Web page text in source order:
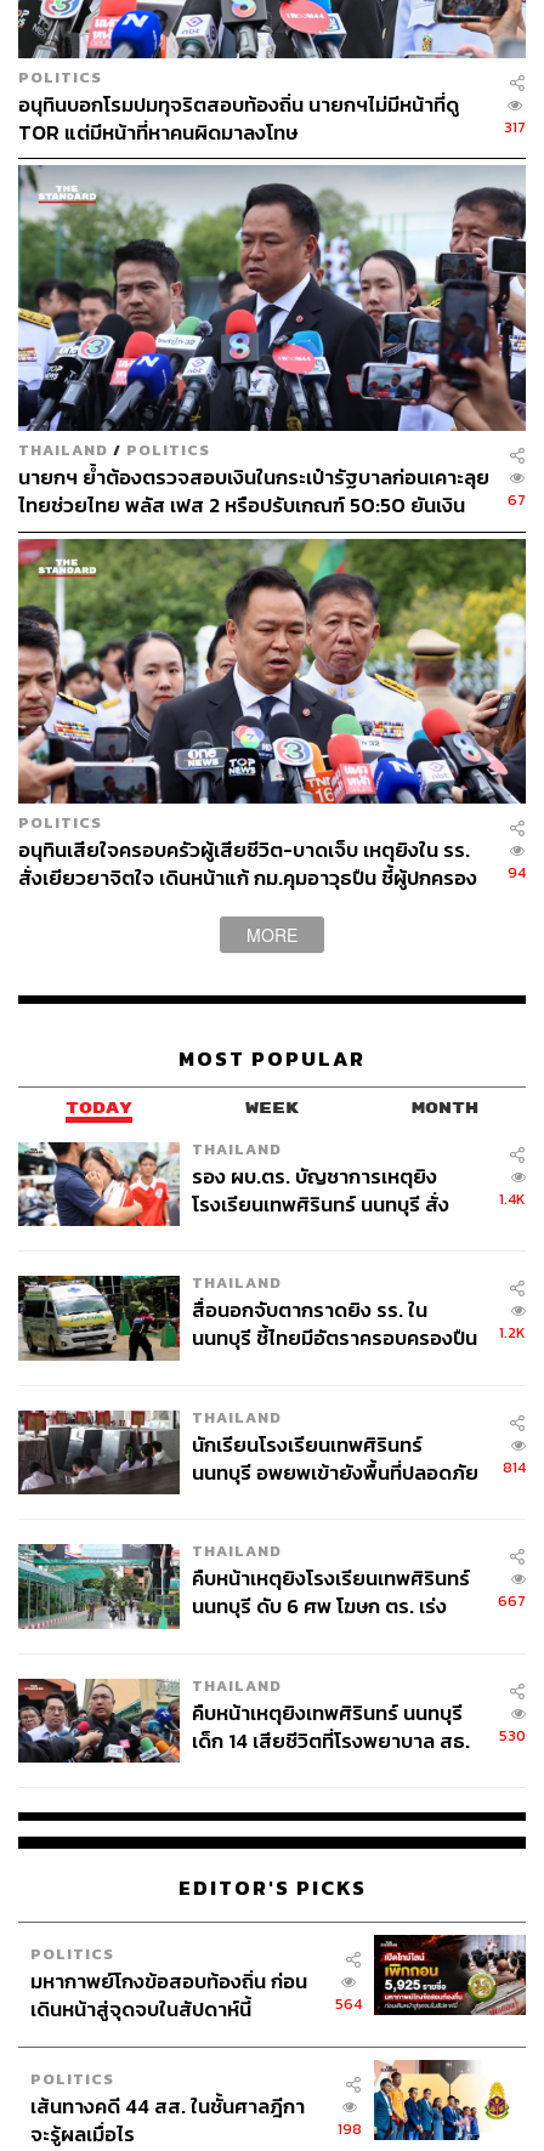
ถึงเจตนารมณ์ของรัฐบาลที่พร้อมร่วมมือกับทุกฝ่าย ในการมุ่ง
สู่เป้าหมายการพัฒนาที่ยั่งยืนของสหประชาชาติ เพื่อ
ประชาชนและโลกที่ดีขึ้นต่อไป” เศรษฐากล่าว
TAGS: 2023 SDG Summit นายกรัฐมนตรี
การพัฒนาอย่างยั่งยืน (Sustainable Development)
ผู้นำโลก
UN Sustainable Development Goals: SDGs
239
ABOUT THE AUTHOR
THE STANDARD TEAM
กองบรรณาธิการ THE STANDARD
POLITICS
อนุทินบอกโรมปมทุจริตสอบท้องถิ่น นายกฯไม่มีหน้าที่ดู
TOR แต่มีหน้าที่หาคนผิดมาลงโทษ
317
THAILAND / POLITICS
นายกฯ ย้ำต้องตรวจสอบเงินในกระเป๋ารัฐบาลก่อนเคาะลุย
ไทยช่วยไทย พลัส เฟส 2 หรือปรับเกณฑ์ 50:50 ยันเงิน
คงคลังรัฐบาลแข็งแรง
67
POLITICS
อนุทินเสียใจครอบครัวผู้เสียชีวิต-บาดเจ็บ เหตุยิงใน รร.
สั่งเยียวยาจิตใจ เดินหน้าแก้ กม.คุมอาวุธปืน ชี้ผู้ปกครอง
94
MORE
MOST POPULAR
TODAY WEEK MONTH
THAILAND
รอง ผบ.ตร. บัญชาการเหตุยิง
โรงเรียนเทพศิรินทร์ นนทบุรี สั่ง
1.4K
THAILAND
สื่อนอกจับตากราดยิง รร. ใน
นนทบุรี ชี้ไทยมีอัตราครอบครองปืน
1.2K
THAILAND
นักเรียนโรงเรียนเทพศิรินทร์
นนทบุรี อพยพเข้ายังพื้นที่ปลอดภัย
814
THAILAND
คืบหน้าเหตุยิงโรงเรียนเทพศิรินทร์
นนทบุรี ดับ 6 ศพ โฆษก ตร. เร่ง
667
THAILAND
คืบหน้าเหตุยิงเทพศิรินทร์ นนทบุรี
เด็ก 14 เสียชีวิตที่โรงพยาบาล สธ.
530
EDITOR'S PICKS
POLITICS
มหากาพย์โกงข้อสอบท้องถิ่น ก่อน
เดินหน้าสู่จุดจบในสัปดาห์นี้
564
POLITICS
เส้นทางคดี 44 สส. ในชั้นศาลฎีกา
จะรู้ผลเมื่อไร
198